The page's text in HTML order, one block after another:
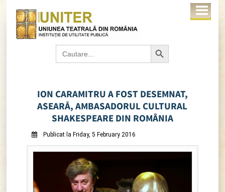
Search
for:
Search Button
ION CARAMITRU A FOST DESEMNAT,
ASEARĂ, AMBASADORUL CULTURAL
SHAKESPEARE DIN ROMÂNIA
Publicat la Friday, 5 February 2016